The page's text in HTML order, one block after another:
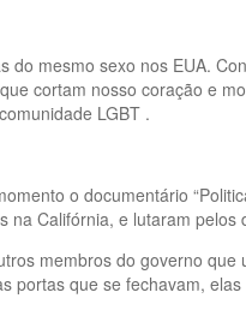
mesmo sexo nos EUA.
cortam nosso coração e
LGBT .
o documentário
Califórnia, e lutaram pelos
membros do governo
que se fechavam,